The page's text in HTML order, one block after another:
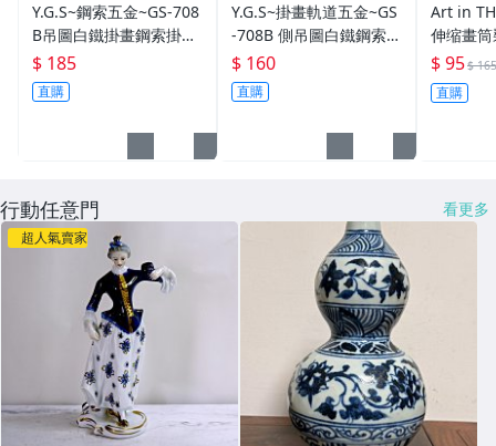
Y.G.S~鋼索五金~GS-708
B吊圖白鐵掛畫鋼索掛畫
器1.5M (適用軌道開口8
mm) (含稅)
$ 185
直購
Y.G.S~掛畫軌道五金~GS
-708B 側吊圖白鐵鋼索五
金掛圖器/掛畫器1M (適
用軌道正面開口8mm)
(含稅)
$ 160
直購
Art in
伸缩畫
畫書畫
海報筒
長至
$ 95$ 165
直購
行動任意門 看更多
超人氣賣家